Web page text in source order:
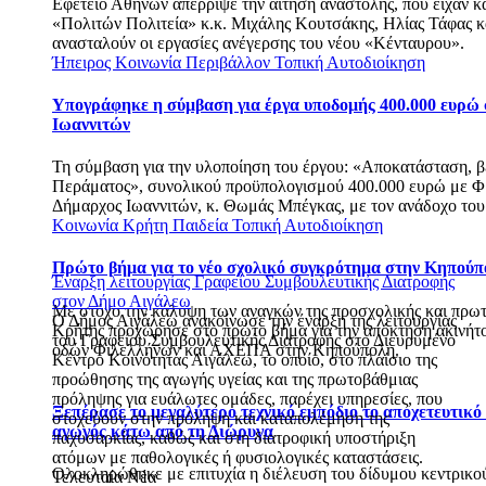
«Πολιτών Πολιτεία» κ.κ. Μιχάλης Κουτσάκης, Ηλίας Τάφας
ανασταλούν οι εργασίες ανέγερσης του νέου «Κένταυρου».
Ήπειρος Κοινωνία Περιβάλλον Τοπική Αυτοδιοίκηση
Υπογράφηκε η σύμβαση για έργα υποδομής 400.000
Ιωαννιτών
Τη σύμβαση για την υλοποίηση του έργου: «Αποκατάσταση,
Περάματος», συνολικού προϋπολογισμού 400.000 ευρώ με
Δήμαρχος Ιωαννιτών, κ. Θωμάς Μπέγκας, με τον ανάδοχο
Κοινωνία Κρήτη Παιδεία Τοπική Αυτοδιοίκηση
Πρώτο βήμα για το νέο σχολικό συγκρότημα στην
Με στόχο την κάλυψη των αναγκών της προσχολικής και
Κρήτης προχώρησε στο πρώτο βήμα για την απόκτηση
οδών Φιλελλήνων και ΑΧΕΠΑ στην Κηπούπολη.
Ξεπέρασε το μεγαλύτερο τεχνικό εμπόδιο το
αγωγός κάτω από τη Διώρυγα
Ολοκληρώθηκε με επιτυχία η διέλευση του δίδυμου
Έναρξη λειτουργίας Γραφείου Συμβουλευτικής Διατροφής
στον Δήμο Αιγάλεω
Ο Δήμος Αιγάλεω ανακοίνωσε την έναρξη της λειτουργίας
του Γραφείου Συμβουλευτικής Διατροφής στο Διευρυμένο
Κέντρο Κοινότητας Αιγάλεω, το οποίο, στο πλαίσιο της
προώθησης της αγωγής υγείας και της πρωτοβάθμιας
πρόληψης για ευάλωτες ομάδες, παρέχει υπηρεσίες, που
στοχεύουν στην πρόληψη και καταπολέμηση της
παχυσαρκίας, καθώς και στη διατροφική υποστήριξη
ατόμων με παθολογικές ή φυσιολογικές καταστάσεις.
Τελευταία Νέα